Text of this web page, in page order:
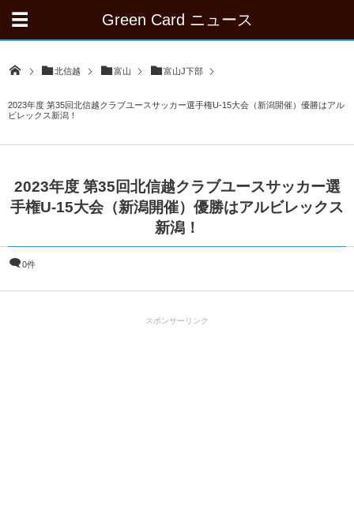
Green Card ニュース
北信越 富山 富山J下部
2023年度 第35回北信越クラブユースサッカー選⼿権U-15⼤会（新潟開催）優勝はアル
ビレックス新潟！
2023年度 第35回北信越クラブユースサッカー選
⼿権U-15⼤会（新潟開催）優勝はアルビレックス
新潟！
0件
スポンサーリンク